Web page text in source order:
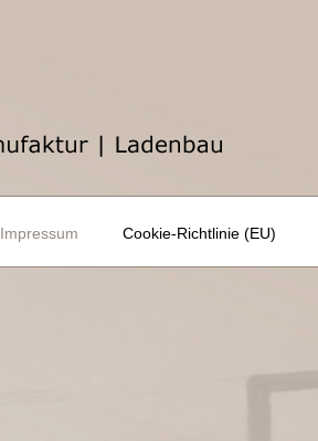
Impressum Cookie-Richtlinie (EU)